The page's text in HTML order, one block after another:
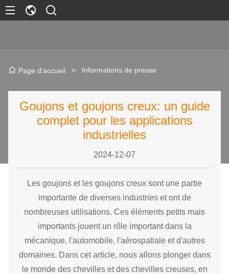
Page d'accueil > Informations de presse
Goujons et goujons creux: un guide
complet pour les applications
industrielles
2024-12-07
Les goujons et les goujons creux sont une partie
importante de diverses industries et ont de
nombreuses utilisations. Ces éléments petits mais
importants jouent un rôle important dans la
mécanique, l'automobile, l'aérospatiale et d'autres
domaines. Dans cet article, nous allons plonger dans
le monde des chevilles et des chevilles creuses, en